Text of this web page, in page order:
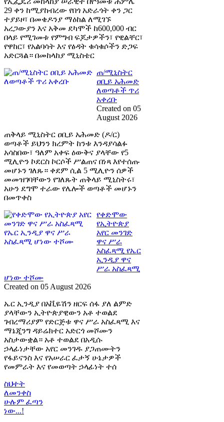
29 ቀን ከሚያከብረው የበጎ አድራጎት ቀን ጋር
ተያይዞ፣ በመቄዶንያ ማዕከል ለሚገኙ
አረጋውያን እና አቅመ ደካሞች ከ600,000 ብር
በላይ የሚገመቱ የምግብ ፍጆታዎችን፣ የዊልቸር፣
የዋከር፣ የአልባሳት እና የፅዳት ቁሳቁሶችን ድጋፍ
አድርጓል። በመከላከያ ሚኒስቴር
ጠ/ሚኒስትር
ዐቢይ አሕመድ
ለወጣቶች ጥሪ
አቀረቡ
Created on 05
August 2026
ጠቅላይ ሚኒስትር ዐቢይ አሕመድ (ዶ/ር)
ወጣቶች ይህንን ክረምት ከንቱ እንዳያሳልፉ
አሳስበው፣ ዓለም አቀፍ ዕውቅና ያላቸው የ5
ሚሊዮን ኮደርስ ኮርሶች ሥልጠና በነጻ እየተሰጡ
መሆኑን ገለጹ። ቀደም ሲል 5 ሚሊዮን ሰዎች
መመዝገባቸውን የገለጹት ጠቅላይ ሚኒስትሩ፣
አሁን ደግሞ ተራው የሌሎች ወጣቶች መሆኑን
በመጥቀስ
የቀድሞው
የኢትዮጵያ
አየር መንገድ
ዋና ሥራ
አስፈጻሚ የኤር
ኢንዲያ ዋና
ሥራ አስፈጻሚ
ሆነው ተሾሙ
Created on 05 August 2026
ኤር ኢንዲያ በአቪዬሽን ዘርፍ ሰፋ ያለ ልምድ
ያላቸውን ኢትዮጵያዊውን አቶ ተወልደ
ገብረማሪያም የድርጅቱ ዋና ሥራ አስፈጻሚ እና
ማኔጂንግ ዳይሬክተር አድርጎ መሾሙን
አስታውቋል። አቶ ተወልደ በአዲሱ
ኃላፊነታቸው አየር መንገዱ ያጋጠሙትን
የፋይናንስ እና የአሠራር ፈታኝ ሁኔታዎች
የመምራት እና የመወጣት ኃላፊነት ተሰ
ስህተት
ለመንቀስ
ሁሉም ፈጣን
ነው...!